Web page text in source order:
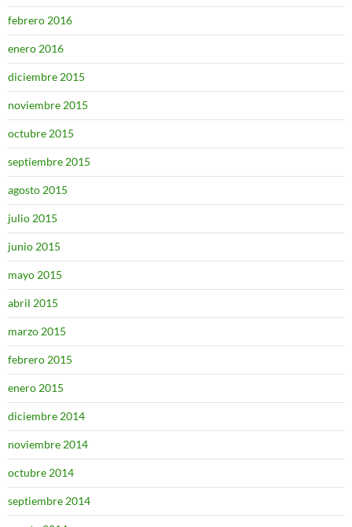
febrero 2016
enero 2016
diciembre 2015
noviembre 2015
octubre 2015
septiembre 2015
agosto 2015
julio 2015
junio 2015
mayo 2015
abril 2015
marzo 2015
febrero 2015
enero 2015
diciembre 2014
noviembre 2014
octubre 2014
septiembre 2014